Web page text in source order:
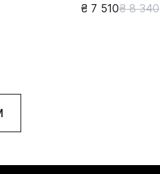
₴ 7 510₴ 8 340